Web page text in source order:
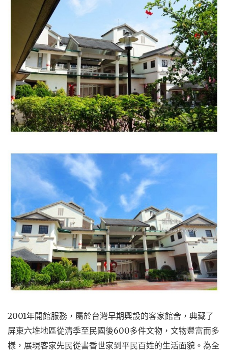
2001年開館服務，屬於台灣早期興設的客家館舍，典藏了
屏東六堆地區從清季至民國後600多件文物，文物豐富而多
樣，展現客家先民從書香世家到平民百姓的生活面貌。為全